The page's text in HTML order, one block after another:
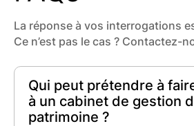
La réponse à vos interrogations
Ce n’est pas le cas ? Contactez-
Qui peut prétendre à
à un cabinet de gestion
patrimoine ?